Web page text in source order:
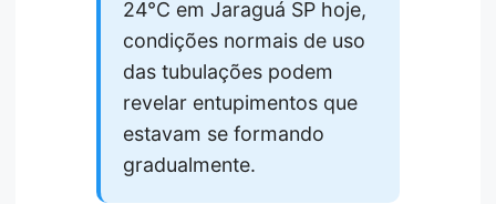
24°C em Jaraguá SP hoje,
condições normais de uso
das tubulações podem
revelar entupimentos que
estavam se formando
gradualmente.